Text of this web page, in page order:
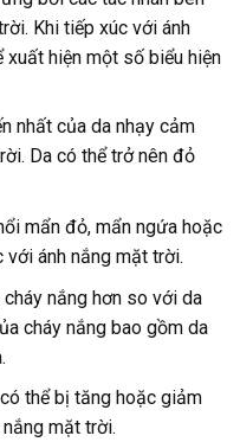
Khi tiếp xúc với ánh
hiện một số biểu hiện
nhất của da nhạy cảm
Da có thể trở nên đỏ
mẩn đỏ, mẩn ngứa hoặc
ánh nắng mặt trời.
nắng hơn so với da
cháy nắng bao gồm da
thể bị tăng hoặc giảm
mặt trời.